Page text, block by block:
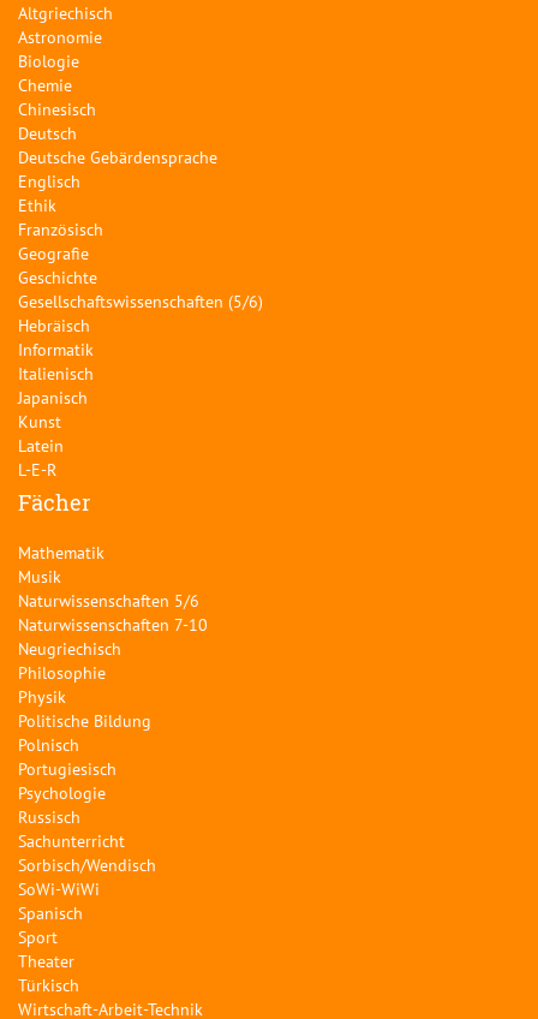
Altgriechisch
Astronomie
Biologie
Chemie
Chinesisch
Deutsch
Deutsche Gebärdensprache
Englisch
Ethik
Französisch
Geografie
Geschichte
Gesellschaftswissenschaften (5/6)
Hebräisch
Informatik
Italienisch
Japanisch
Kunst
Latein
L-E-R
Fächer
Mathematik
Musik
Naturwissenschaften 5/6
Naturwissenschaften 7-10
Neugriechisch
Philosophie
Physik
Politische Bildung
Polnisch
Portugiesisch
Psychologie
Russisch
Sachunterricht
Sorbisch/Wendisch
SoWi-WiWi
Spanisch
Sport
Theater
Türkisch
Wirtschaft-Arbeit-Technik